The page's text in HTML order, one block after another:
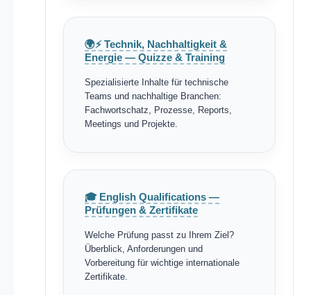
🌍⚡ Technik, Nachhaltigkeit &
Energie — Quizze & Training
Spezialisierte Inhalte für technische
Teams und nachhaltige Branchen:
Fachwortschatz, Prozesse, Reports,
Meetings und Projekte.
🎓 English Qualifications —
Prüfungen & Zertifikate
Welche Prüfung passt zu Ihrem Ziel?
Überblick, Anforderungen und
Vorbereitung für wichtige internationale
Zertifikate.